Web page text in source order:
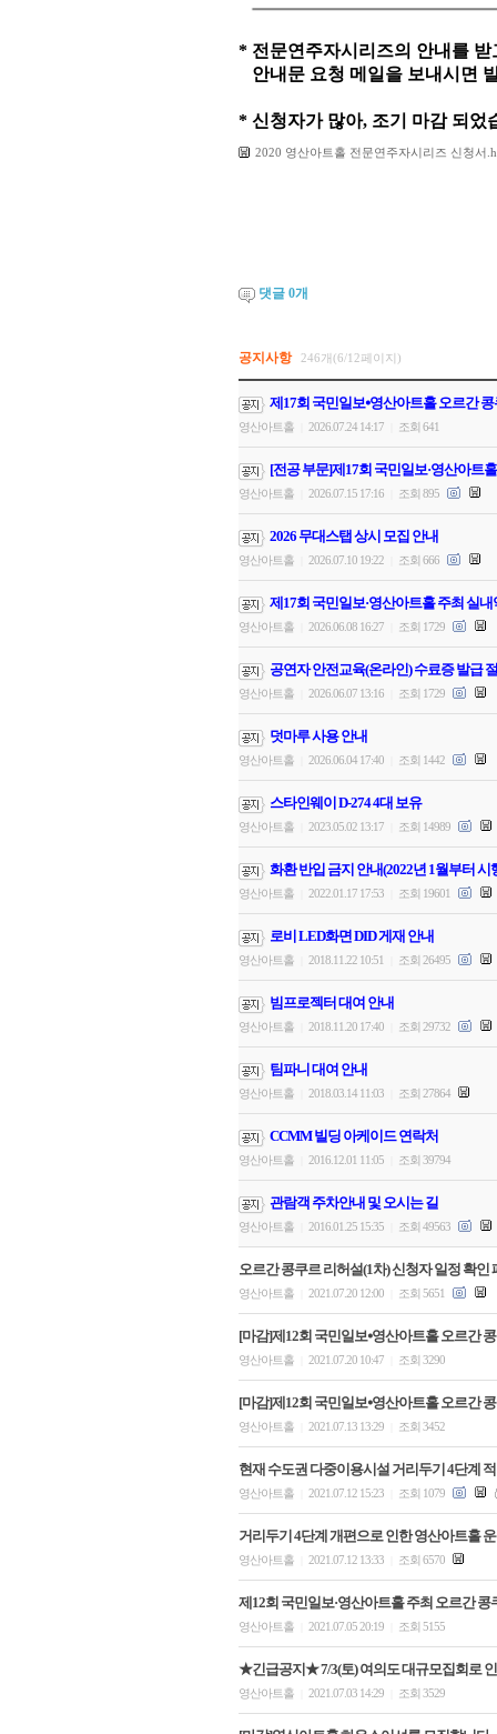
* 전문연주자시리즈의 안내를
안내문 요청 메일을 보내시면
* 신청자가 많아, 조기 마감 되었
2020 영산아트홀 전문연주자시리즈 신청서
댓글 0개
공지사항 246개(6/12페이지)
제17회 국민일보⦁영산아트홀 오르간
영산아트홀 2026.07.24 14:17 조회 641
[전공 부문]제17회 국민일보·영산아트
영산아트홀 2026.07.15 17:16 조회 895
2026 무대스탭 상시 모집 안내
영산아트홀 2026.07.10 19:22 조회 666
제17회 국민일보·영산아트홀 주최 실
영산아트홀 2026.06.08 16:27 조회 1729
공연자 안전교육(온라인) 수료증 발급
영산아트홀 2026.06.07 13:16 조회 1729
덧마루 사용 안내
영산아트홀 2026.06.04 17:40 조회 1442
스타인웨이 D-274 4대 보유
영산아트홀 2023.05.02 13:17 조회 14989
화환 반입 금지 안내(2022년 1월부터 시
영산아트홀 2022.01.17 17:53 조회 19601
로비 LED화면 DID 게재 안내
영산아트홀 2018.11.22 10:51 조회 26495
빔프로젝터 대여 안내
영산아트홀 2018.11.20 17:40 조회 29732
팀파니 대여 안내
영산아트홀 2018.03.14 11:03 조회 27864
CCMM 빌딩 아케이드 연락처
영산아트홀 2016.12.01 11:05 조회 39794
관람객 주차안내 및 오시는 길
영산아트홀 2016.01.25 15:35 조회 49563
오르간 콩쿠르 리허설(1차) 신청자 일정 확인
영산아트홀 2021.07.20 12:00 조회 5651
[마감]제12회 국민일보⦁영산아트홀 오르간
영산아트홀 2021.07.20 10:47 조회 3290
[마감]제12회 국민일보⦁영산아트홀 오르간
영산아트홀 2021.07.13 13:29 조회 3452
현재 수도권 다중이용시설 거리두기 4단계
영산아트홀 2021.07.12 15:23 조회 1079
거리두기 4단계 개편으로 인한 영산아트홀
영산아트홀 2021.07.12 13:33 조회 6570
제12회 국민일보·영산아트홀 주최 오르간 콩
영산아트홀 2021.07.05 20:19 조회 5155
★긴급공지★ 7/3(토) 여의도 대규모집회로
영산아트홀 2021.07.03 14:29 조회 3529